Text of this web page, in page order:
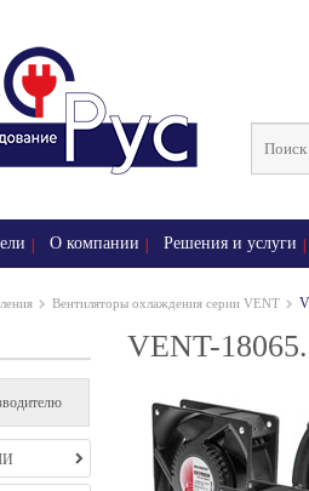
О компании Решения и услуги
Вентиляторы охлаждения серии VENT
VENT-